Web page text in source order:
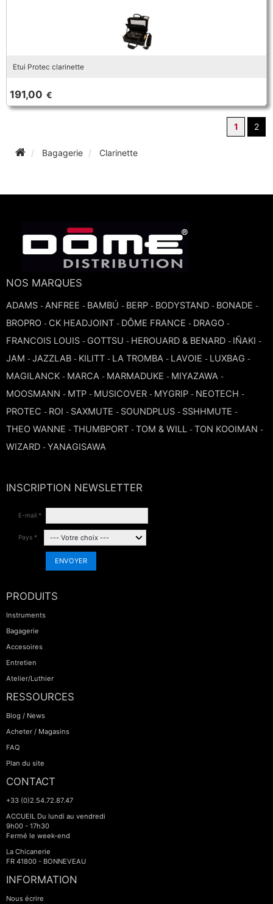
Etui Protec clarinette
191,00 €
1 2
Bagagerie Clarinette
NOS MARQUES
ADAMS - ANFREE - BAMBÚ - BERP - BODYSTAND - BONADE -
BROPRO - CK HEADJOINT - DÔME FRANCE - DRAGO -
FRANCOIS LOUIS - GOTTSU - HEROUARD & BENARD - IÑAKI -
JAM - JAZZLAB - KILITT - LA TROMBA - LAVOIE - LUXBAG -
MAGILANCK - MARCA - MARMADUKE - MIYAZAWA -
MOOSMANN - MTP - MUSICOVER - MYGRIP - NEOTECH -
PROTEC - ROI - SAXMUTE - SOUNDPLUS - SSHHMUTE -
THEO WANNE - THUMBPORT - TOM & WILL - TON KOOIMAN -
WIZARD - YANAGISAWA
INSCRIPTION NEWSLETTER
E-mail *
Pays *
ENVOYER
PRODUITS
Instruments
Bagagerie
Accesoires
Entretien
Atelier/Luthier
RESSOURCES
Blog / News
Acheter / Magasins
FAQ
Plan du site
CONTACT
+33 (0)2.54.72.87.47
ACCUEIL Du lundi au vendredi
9h00 - 17h30
Fermé le week-end
La Chicanerie
FR 41800 - BONNEVEAU
INFORMATION
Nous écrire